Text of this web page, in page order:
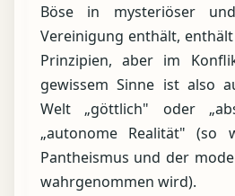
Böse in mysteriöser
Vereinigung enthält,
Prinzipien, aber im
gewissem Sinne ist also
Welt „göttlich" oder
„autonome Realität" (so
Pantheismus und der
wahrgenommen wird).